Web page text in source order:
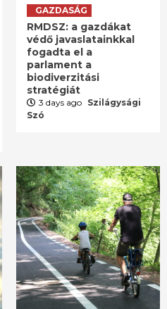
GAZDASÁG
RMDSZ: a gazdákat
védő javaslatainkkal
fogadta el a
parlament a
biodiverzitási
stratégiát
3 days ago Szilágysági
Szó